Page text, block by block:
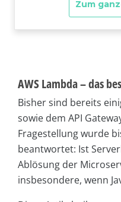
AWS Lambda – das
Bisher sind bereits
sowie dem API
Fragestellung wurde
beantwortet: Ist
Ablösung der
insbesondere, wenn